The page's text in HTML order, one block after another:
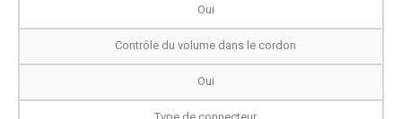
Oui
Contrôle du volume dans le cordon
Oui